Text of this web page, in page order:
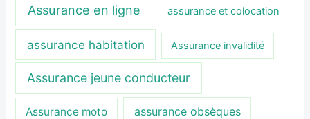
Assurance en ligne assurance et colocation
assurance habitation Assurance invalidité
Assurance jeune conducteur
Assurance moto assurance obsèques